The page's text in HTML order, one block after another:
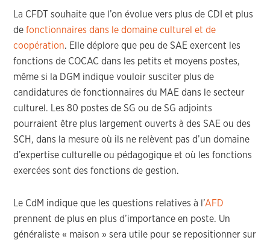
La CFDT souhaite que l’on évolue vers plus de CDI et plus
defonctionnaires dans le domaine culturel et de
coopération. Elle déplore que peu de SAE exercent les
fonctions de COCAC dans les petits et moyens postes,
même si la DGM indique vouloir susciter plus de
candidatures de fonctionnaires du MAE dans le secteur
culturel. Les 80 postes de SG ou de SG adjoints
pourraient être plus largement ouverts à des SAE ou des
SCH, dans la mesure où ils ne relèvent pas d’un domaine
d’expertise culturelle ou pédagogique et où les fonctions
exercées sont des fonctions de gestion.
Le CdM indique que les questions relatives à l’AFD
prennent de plus en plus d’importance en poste. Un
généraliste « maison » sera utile pour se repositionner sur